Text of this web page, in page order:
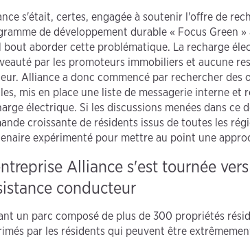
s'était, certes, engagée à soutenir l'offre de
de développement durable « Focus Green
bout aborder cette problématique. La recharge
par les promoteurs immobiliers et aucune
Alliance a donc commencé par rechercher
mis en place une liste de messagerie interne
électrique. Si les discussions menées dans ce
croissante de résidents issus de toutes les
expérimenté pour mettre au point une
Alliance s'est tournée
conducteur
un parc composé de plus de 300 propriétés
par les résidents qui peuvent être